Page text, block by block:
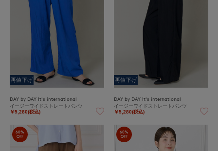
再値下げ
DAY by DAY It's international
イージーワイドストレートパンツ
￥5,280(税込)
再値下げ
DAY by DAY It's international
イージーワイドストレートパンツ
￥5,280(税込)
60%
OFF
60%
OFF